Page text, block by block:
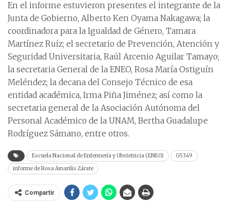
En el informe estuvieron presentes el integrante de la
Junta de Gobierno, Alberto Ken Oyama Nakagawa; la
coordinadora para la Igualdad de Género, Tamara
Martínez Ruíz; el secretario de Prevención, Atención y
Seguridad Universitaria, Raúl Arcenio Aguilar Tamayo;
la secretaria General de la ENEO, Rosa María Ostiguín
Meléndez; la decana del Consejo Técnico de esa
entidad académica, Irma Piña Jiménez; así como la
secretaria general de la Asociación Autónoma del
Personal Académico de la UNAM, Bertha Guadalupe
Rodríguez Sámano, entre otros.
Escuela Nacional de Enfermería y Obstetricia (ENEO)
G5349
informe de Rosa Amarilis Zárate
Compartir